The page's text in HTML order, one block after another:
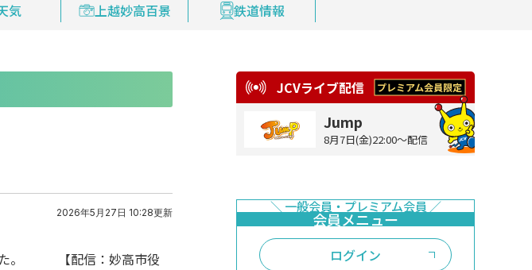
新着ウォッチ 編集部おすすめ
気 上越妙高百景 鉄道情報
配信 プレミアム会員登録
2026年5月27日 10:28更新
した。 【配信：妙高市役
JCVライブ配信
Jump
8月7日(金)22:00～配信
ログイン